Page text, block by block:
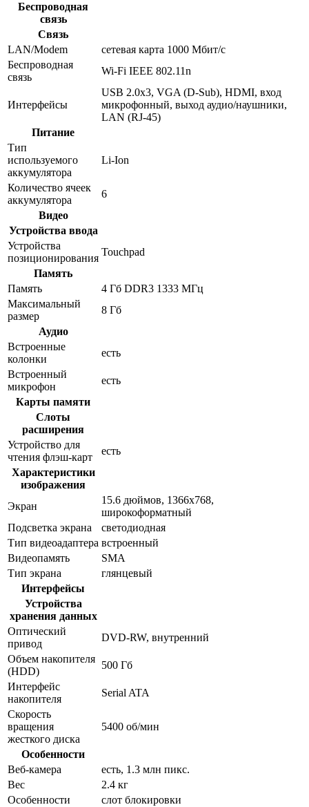
Беспроводная
связь
Связь
LAN/Modem
сетевая карта 1000 Мбит/c
Беспроводная
связь
Wi-Fi IEEE 802.11n
Интерфейсы
USB 2.0x3, VGA (D-Sub), HDMI, вход
микрофонный, выход аудио/наушники,
LAN (RJ-45)
Питание
Тип
используемого
аккумулятора
Li-Ion
Количество ячеек
аккумулятора
6
Видео
Устройства ввода
Устройства
позиционирования
Touchpad
Память
Память
4 Гб DDR3 1333 МГц
Максимальный
размер
8 Гб
Аудио
Встроенные
колонки
есть
Встроенный
микрофон
есть
Карты памяти
Слоты
расширения
Устройство для
чтения флэш-карт
есть
Характеристики
изображения
Экран
15.6 дюймов, 1366x768,
широкоформатный
Подсветка экрана
светодиодная
Тип видеоадаптера встроенный
Видеопамять
SMA
Тип экрана
глянцевый
Интерфейсы
Устройства
хранения данных
Оптический
привод
DVD-RW, внутренний
Объем накопителя
(HDD)
500 Гб
Интерфейс
накопителя
Serial ATA
Скорость
вращения
жесткого диска
5400 об/мин
Особенности
Веб-камера
есть, 1.3 млн пикс.
Вес
2.4 кг
Особенности
слот блокировки